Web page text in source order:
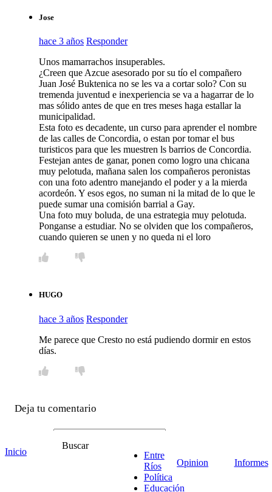
Jose
hace 3 años Responder
Unos mamarrachos insuperables.
¿Creen que Azcue asesorado por su tío el compañero
Juan José Buktenica no se les va a cortar solo? Con su
tremenda juventud e inexperiencia se va a hagarrar de lo
mas sólido antes de que en tres meses haga estallar la
municipalidad.
Esta foto es decadente, un curso para aprender el nombre
de las calles de Concordia, o estan por tomar el bus
turisticos para que les muestren ls barrios de Concordia.
Festejan antes de ganar, ponen como logro una chicana
muy pelotuda, mañana salen los compañeros peronistas
con una foto adentro manejando el poder y a la mierda
acordeón. Y esos egos, no suman ni la mitad de lo que le
puede sumar una comisión barrial a Gay.
Una foto muy boluda, de una estrategia muy pelotuda.
Ponganse a estudiar. No se olviden que los compañeros,
cuando quieren se unen y no queda ni el loro
HUGO
hace 3 años Responder
Me parece que Cresto no está pudiendo dormir en estos
días.
Deja tu comentario
Email *
Comentario
Inicio
Buscar
Entre
Ríos
Política
Educación
Opinion Informes